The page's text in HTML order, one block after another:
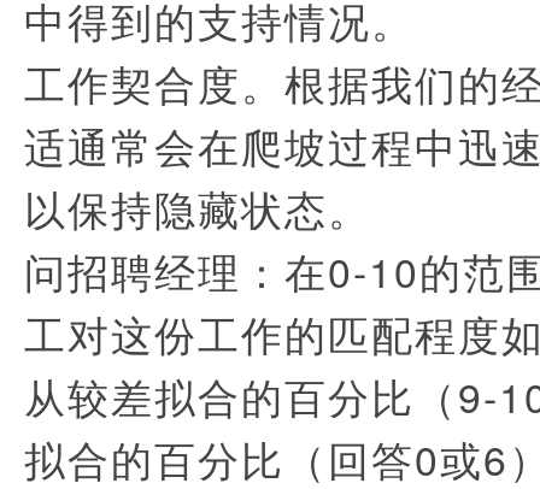
中得到的支持情况。
工作契合度。根据我们的
适通常会在爬坡过程中迅
以保持隐藏状态。
问招聘经理：在0-10的范
工对这份工作的匹配程度
从较差拟合的百分比（9-
拟合的百分比（回答0或6